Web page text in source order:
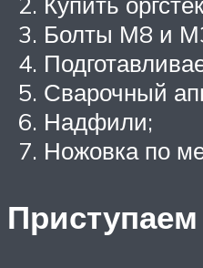
Болты М8 и
Сварочный
Надфили;
Ножовка по